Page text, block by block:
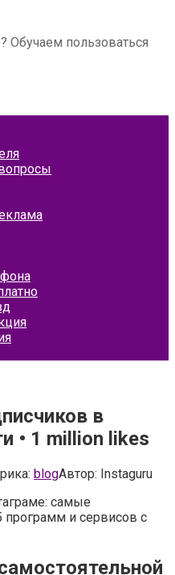
Обучаем пользоваться
в
• 1 million likes
blogАвтор: Instaguru
самые
и сервисов с